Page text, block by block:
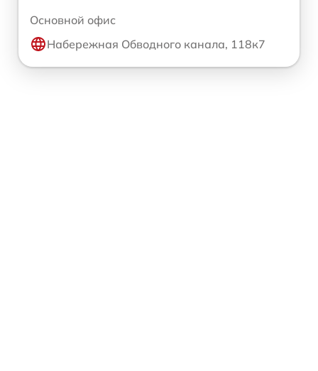
Основной офис
Набережная Обводного канала, 118к7